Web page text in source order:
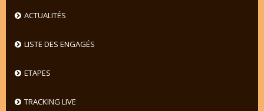
ACTUALITÉS
LISTE DES ENGAGÉS
ETAPES
TRACKING LIVE